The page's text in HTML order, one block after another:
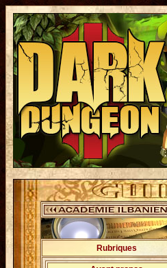
Rubriques